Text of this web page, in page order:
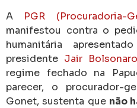
A PGR (Procuradoria-
manifestou contra o
humanitária
presidente Jair Bolsonaro
regime fechado na
parecer, o procurador-
Gonet, sustenta que não